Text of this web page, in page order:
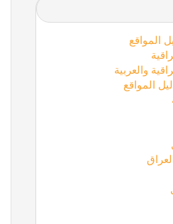
المواقع
والعربية
المواقع